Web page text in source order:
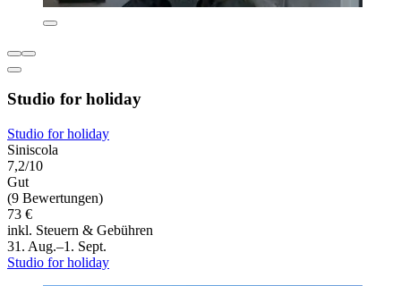
Studio for holiday
Studio for holiday
Siniscola
7,2/10
Gut
(9 Bewertungen)
73 €
inkl. Steuern & Gebühren
31. Aug.–1. Sept.
Studio for holiday